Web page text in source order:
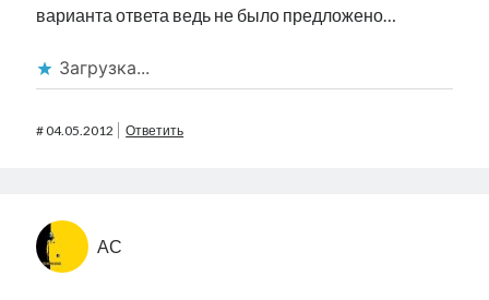
варианта ответа ведь не было предложено…
Загрузка...
#04.05.2012 Ответить
АС